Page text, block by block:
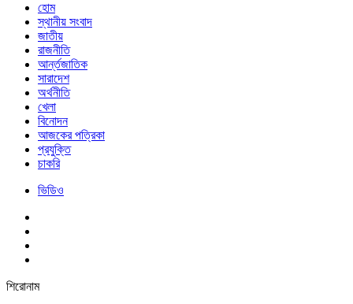
হোম
স্থানীয় সংবাদ
জাতীয়
রাজনীতি
আর্ন্তজাতিক
সারাদেশ
অর্থনীতি
খেলা
বিনোদন
আজকের পত্রিকা
প্রযুক্তি
চাকরি
ভিডিও
শিরোনাম